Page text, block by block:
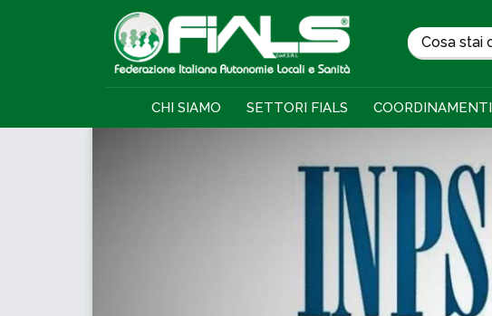
CHI SIAMO SETTORI FIALS COORDINAMENTI